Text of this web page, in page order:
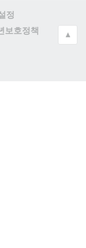
정
보호정책
▲